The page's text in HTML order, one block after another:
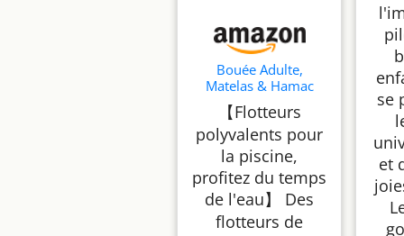
Bouée Adulte,
Matelas & Hamac
Gonflable pour
Piscine, Plage et Fête,
Fauteuil et Frite
Flotteur, Jouet de
Piscine Gonflable,
Accessoires de Jeux
Aquatiques 2Pcs
【Flotteurs
polyvalents pour
la piscine,
profitez du temps
de l'eau】 Des
flotteurs de
se
et